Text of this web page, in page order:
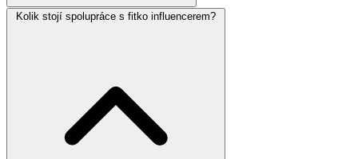
Kolik stojí spolupráce s fitko influencerem?